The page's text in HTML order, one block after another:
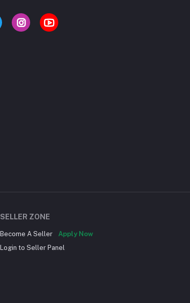
SELLER ZONE
Become A Seller
Apply Now
Login to Seller Panel